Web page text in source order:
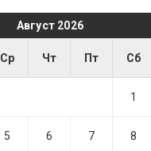
Август 2026
Ср Чт Пт Сб
1
5 6 7 8